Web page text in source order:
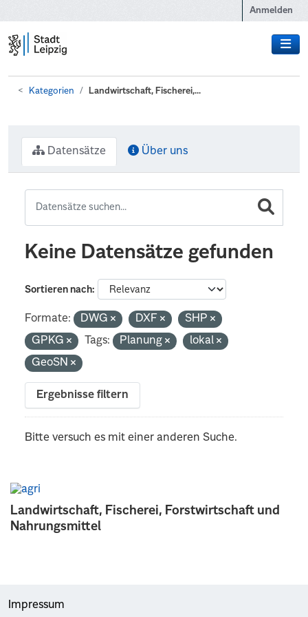
Anmelden
Kategorien Landwirtschaft, Fischerei,...
Landwirtschaft, Fischerei, Forstwirtschaft und
Nahrungsmittel
Datensätze Über uns
Keine Datensätze gefunden
Sortieren nach
Formate: DWG DXF
SHP
GPKG
Tags: Planung
lokal
GeoSN
Ergebnisse filtern
Bitte versuch es mit einer anderen Suche.
Impressum